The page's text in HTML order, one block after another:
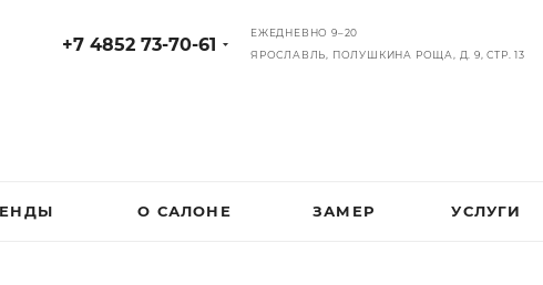
+7 4852 73-70-61
ЕЖЕДНЕВНО 9–20
ЯРОСЛАВЛЬ, ПОЛУШКИНА РОЩА, Д. 9, СТР. 13
О САЛОНЕ ЗАМЕР УСЛУГИ